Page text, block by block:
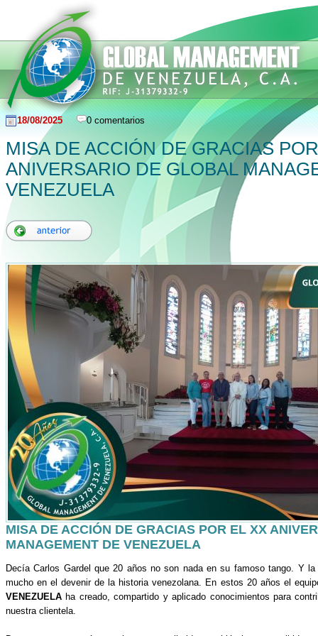
18/08/2025 0 comentarios
MISA DE ACCIÓN DE GRACIAS
ANIVERSARIO DE GLOBAL
VENEZUELA
MISA DE ACCIÓN DE GRACIAS POR EL XX
MANAGEMENT DE VENEZUELA
Decía Carlos Gardel que 20 años no son nada en su famoso tango. Y
mucho en el devenir de la historia venezolana. En estos 20 años el
VENEZUELAha creado, compartido y aplicado conocimientos para
nuestra clientela.